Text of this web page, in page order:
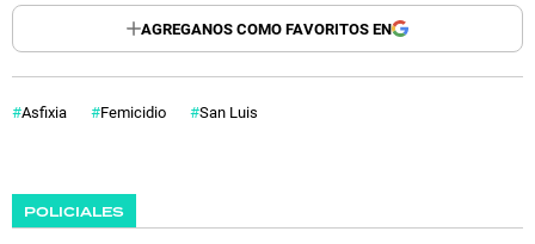
AGREGANOS COMO FAVORITOS EN
Asfixia Femicidio San Luis
POLICIALES